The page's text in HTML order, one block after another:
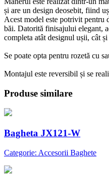
și are un design deosebit, fiind
Acest model este potrivit pentru
băi. Datorită finisajului elegant,
completa atât designul ușii, cât
Se poate opta pentru rozetă cu
Montajul este reversibil și se
Produse similare
Bagheta JX121-W
Categorie: Accesorii Baghete